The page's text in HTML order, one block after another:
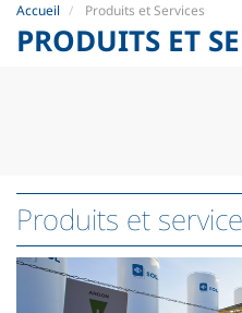
Accueil Produits et Services
PRODUITS ET
Produits et